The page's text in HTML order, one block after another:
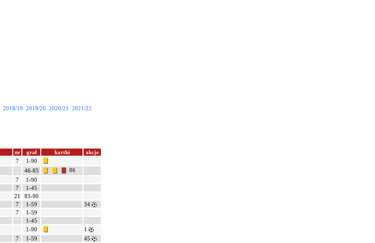
2018/19 2019/20 2020/21 2021/22
nr grał kartki
akcje
7
1-90
46-85
86
7
1-90
7
1-45
21
83-90
7 1-59
34
7
1-59
1-45
1-90
1
7 1-59
45